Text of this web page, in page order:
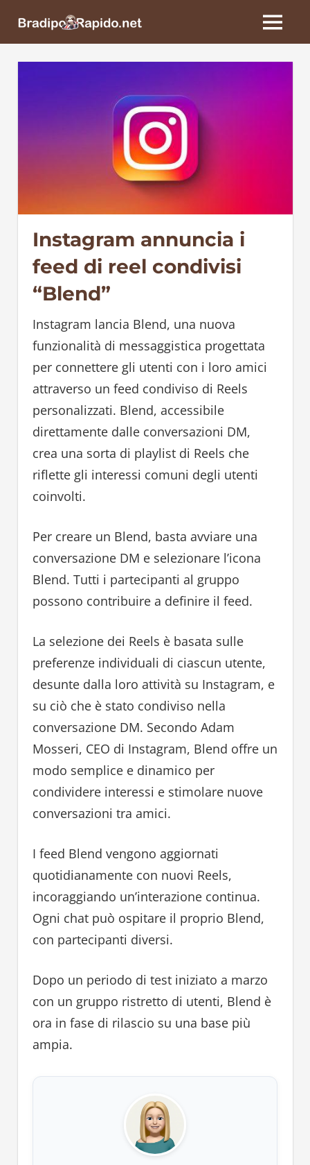
BradipoRapido.net
MENU
Instagram annuncia i
feed di reel condivisi
“Blend”
Instagram lancia Blend, una nuova
funzionalità di messaggistica progettata
per connettere gli utenti con i loro amici
attraverso un feed condiviso di Reels
personalizzati. Blend, accessibile
direttamente dalle conversazioni DM,
crea una sorta di playlist di Reels che
riflette gli interessi comuni degli utenti
coinvolti.
Per creare un Blend, basta avviare una
conversazione DM e selezionare l’icona
Blend. Tutti i partecipanti al gruppo
possono contribuire a definire il feed.
La selezione dei Reels è basata sulle
preferenze individuali di ciascun utente,
desunte dalla loro attività su Instagram, e
su ciò che è stato condiviso nella
conversazione DM. Secondo Adam
Mosseri, CEO di Instagram, Blend offre un
modo semplice e dinamico per
condividere interessi e stimolare nuove
conversazioni tra amici.
I feed Blend vengono aggiornati
quotidianamente con nuovi Reels,
incoraggiando un’interazione continua.
Ogni chat può ospitare il proprio Blend,
con partecipanti diversi.
Dopo un periodo di test iniziato a marzo
con un gruppo ristretto di utenti, Blend è
ora in fase di rilascio su una base più
ampia.